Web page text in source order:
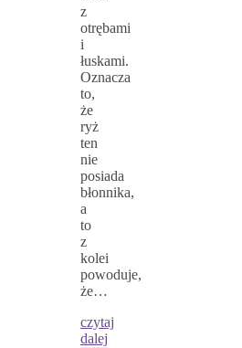
z
otrębami
i
łuskami.
Oznacza
to,
że
ryż
ten
nie
posiada
błonnika,
a
to
z
kolei
powoduje,
że…
czytaj
dalej